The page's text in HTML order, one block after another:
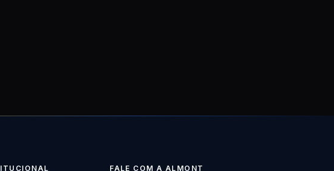
FALE COM A ALMONT